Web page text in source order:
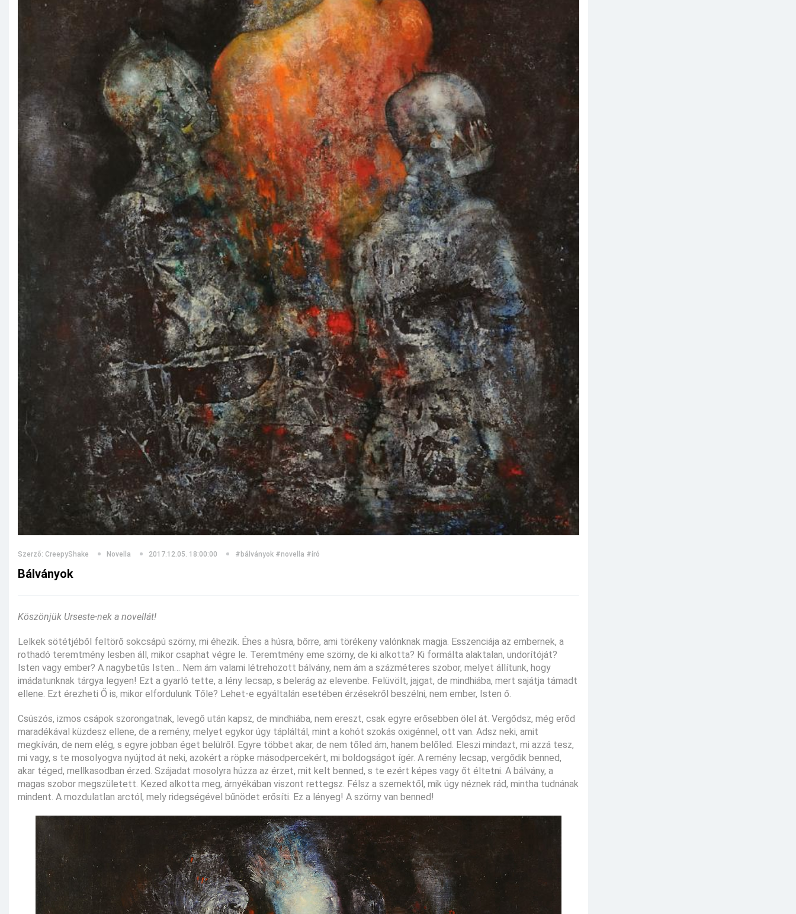
Szerző: CreepyShake Novella 2017.12.05. 18:00:00 #bálványok #novella #író
Bálványok
Köszönjük Urseste-nek a novellát!
Lelkek sötétjéből feltörő sokcsápú szörny, mi éhezik. Éhes a húsra, bőrre, ami törékeny valónknak magja. Esszenciája az embernek, a
rothadó teremtmény lesben áll, mikor csaphat végre le. Teremtmény eme szörny, de ki alkotta? Ki formálta alaktalan, undorítóját?
Isten vagy ember? A nagybetűs Isten… Nem ám valami létrehozott bálvány, nem ám a százméteres szobor, melyet állítunk, hogy
imádatunknak tárgya legyen! Ezt a gyarló tette, a lény lecsap, s belerág az elevenbe. Felüvölt, jajgat, de mindhiába, mert sajátja támadt
ellene. Ezt érezheti Ő is, mikor elfordulunk Tőle? Lehet-e egyáltalán esetében érzésekről beszélni, nem ember, Isten ő.
Csúszós, izmos csápok szorongatnak, levegő után kapsz, de mindhiába, nem ereszt, csak egyre erősebben ölel át. Vergődsz, még erőd
maradékával küzdesz ellene, de a remény, melyet egykor úgy tápláltál, mint a kohót szokás oxigénnel, ott van. Adsz neki, amit
megkíván, de nem elég, s egyre jobban éget belülről. Egyre többet akar, de nem tőled ám, hanem belőled. Eleszi mindazt, mi azzá tesz,
mi vagy, s te mosolyogva nyújtod át neki, azokért a röpke másodpercekért, mi boldogságot ígér. A remény lecsap, vergődik benned,
akar téged, mellkasodban érzed. Szájadat mosolyra húzza az érzet, mit kelt benned, s te ezért képes vagy őt éltetni. A bálvány, a
magas szobor megszületett. Kezed alkotta meg, árnyékában viszont rettegsz. Félsz a szemektől, mik úgy néznek rád, mintha tudnának
mindent. A mozdulatlan arctól, mely ridegségével bűnödet erősíti. Ez a lényeg! A szörny van benned!